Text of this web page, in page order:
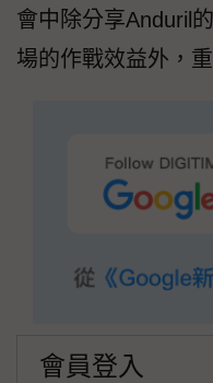
會中除分享Anduril
場的作戰效益外，
會員登入